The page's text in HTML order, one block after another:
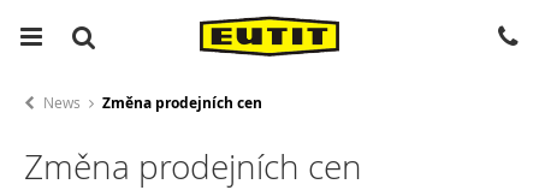
News Změna prodejních cen
Změna prodejních cen